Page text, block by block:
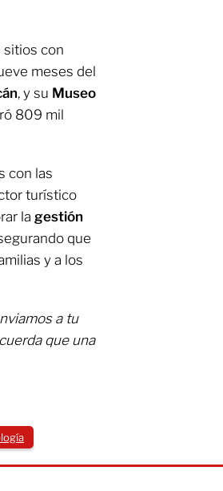
sitios con
meses del
, y su Museo
809 mil
con las
turístico
la gestión
que
y a los
a tu
que una